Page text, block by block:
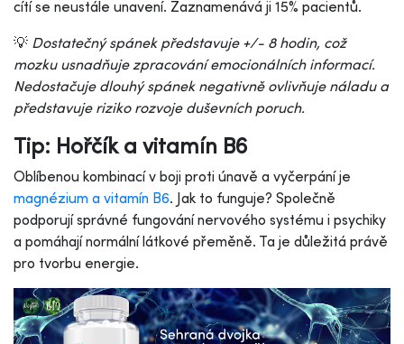
cítí se neustále unavení. Zaznamenává ji 15% pacientů.
💡 Dostatečný spánek představuje +/- 8 hodin, což
mozku usnadňuje zpracování emocionálních informací.
Nedostačuje dlouhý spánek negativně ovlivňuje náladu a
představuje riziko rozvoje duševních poruch.
Tip: Hořčík a vitamín B6
Oblíbenou kombinací v boji proti únavě a vyčerpání je
magnézium a vitamín B6. Jak to funguje? Společně
podporují správné fungování nervového systému i psychiky
a pomáhají normální látkové přeměně. Ta je důležitá právě
pro tvorbu energie.